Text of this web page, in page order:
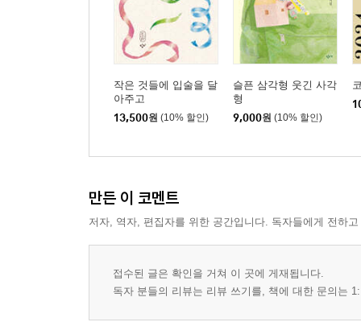
작은 것들에 입술을 달
아주고
13,500원 (10% 할인)
슬픈 삼각형 웃긴 사각
형
9,000원 (10% 할인)
만든 이 코멘트
저자, 역자, 편집자를 위한 공간입니다. 독자들에게 전하
접수된 글은 확인을 거쳐 이 곳에 게재됩니다.
독자 분들의 리뷰는 리뷰 쓰기를, 책에 대한 문의는